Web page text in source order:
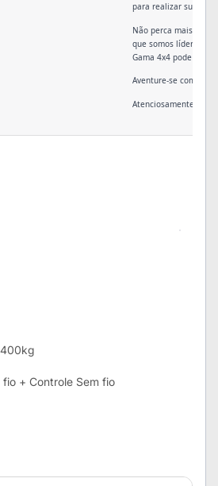
para realizar suas
Não perca mais
que somos líderes no
Gama 4x4 pode
Aventure-se com
Atenciosamente, A
+ Controle Sem fio